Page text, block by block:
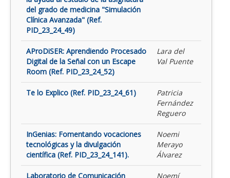
del grado de medicina "Simulación
Clínica Avanzada" (Ref.
PID_23_24_49)
AProDiSER: Aprendiendo Procesado
Digital de la Señal con un Escape
Room (Ref. PID_23_24_52)
Lara del
Val Puente
Te lo Explico (Ref. PID_23_24_61)
Patricia
Fernández
Reguero
InGenias: Fomentando vocaciones
tecnológicas y la divulgación
científica (Ref. PID_23_24_141).
Noemi
Merayo
Álvarez
Laboratorio de Comunicación
Noemí